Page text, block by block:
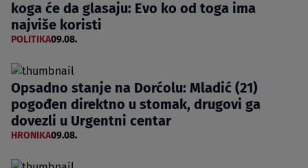
koga će da glasaju: Evo ko od toga ima
najviše koristi
POLITIKA09.08.
Opsadno stanje na Dorćolu: Mladić (21)
pogođen direktno u stomak, drugovi ga
dovezli u Urgentni centar
HRONIKA09.08.